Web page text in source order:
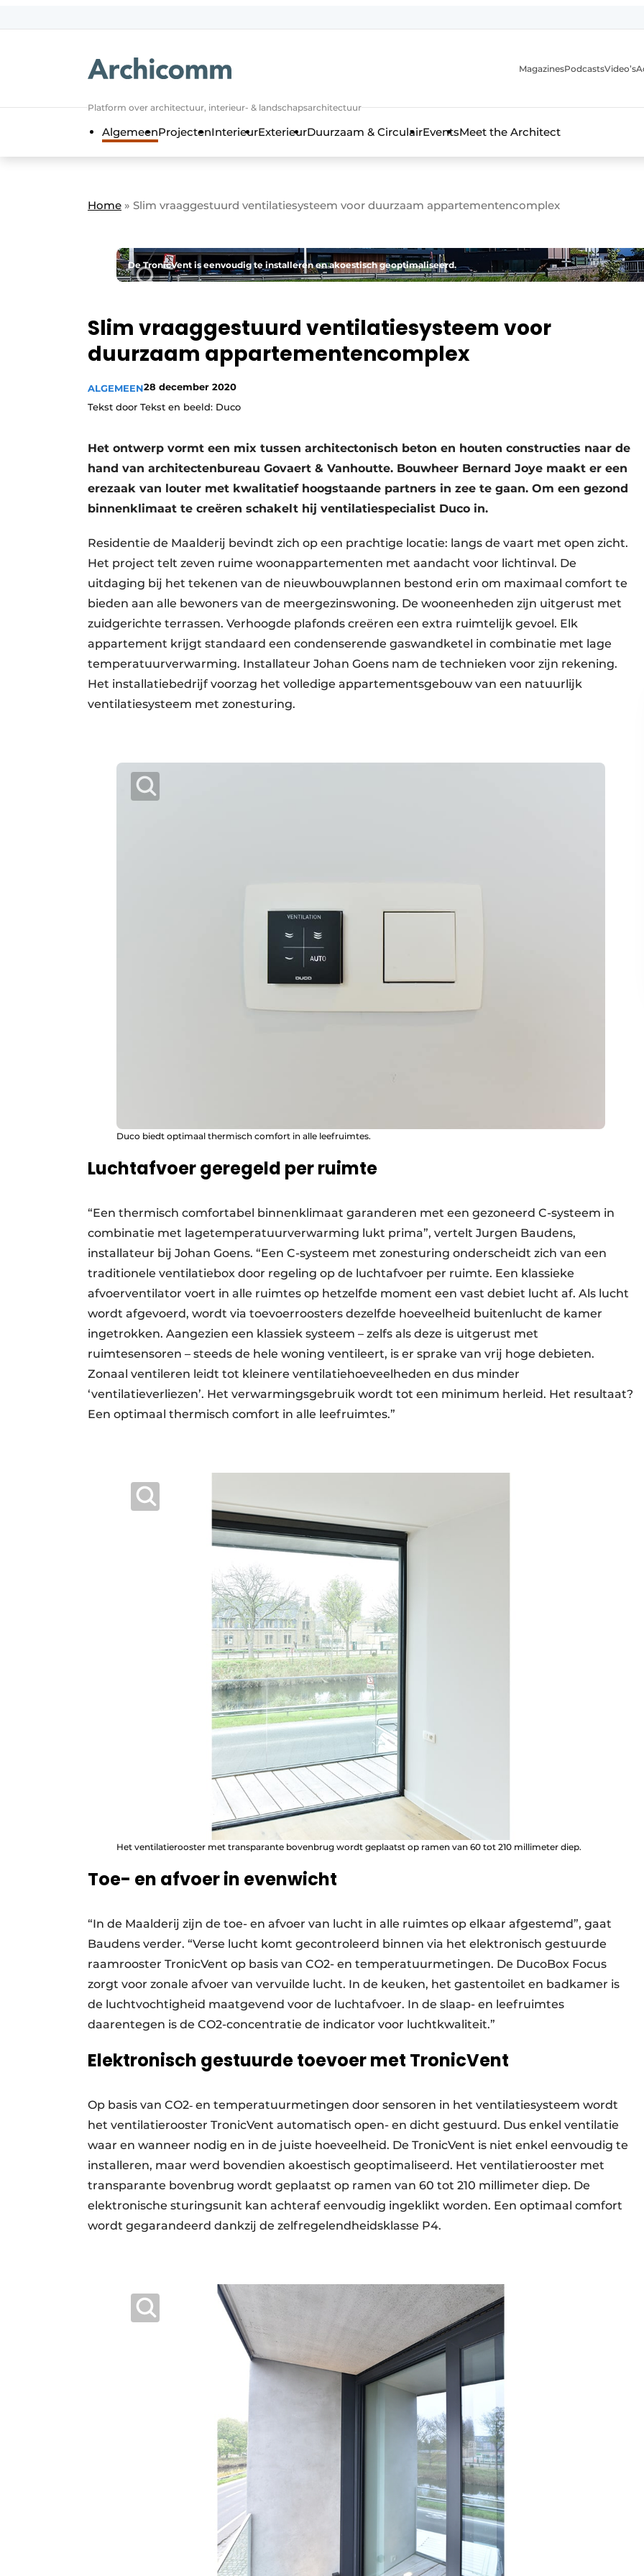
Platform over architectuur, interieur- & landschapsarchitectuur
MagazinesPodcastsVideo’s
AlgemeenProjectenInterieurExterieurDuurzaam & CirculairEventsMeet the Architect
Home » Slim vraaggestuurd ventilatiesysteem voor duurzaam appartementencomplex
De TronicVent is eenvoudig te installeren en akoestisch geoptimaliseerd.
Slim vraaggestuurd ventilatiesysteem voor
duurzaam appartementencomplex
ALGEMEEN28 december 2020
Tekst door Tekst en beeld: Duco
Het ontwerp vormt een mix tussen architectonisch beton en houten constructies naar de
hand van architectenbureau Govaert & Vanhoutte. Bouwheer Bernard Joye maakt er een
erezaak van louter met kwalitatief hoogstaande partners in zee te gaan. Om een gezond
binnenklimaat te creëren schakelt hij ventilatiespecialist Duco in.
Residentie de Maalderij bevindt zich op een prachtige locatie: langs de vaart met open zicht.
Het project telt zeven ruime woonappartementen met aandacht voor lichtinval. De
uitdaging bij het tekenen van de nieuwbouwplannen bestond erin om maximaal comfort te
bieden aan alle bewoners van de meergezinswoning. De wooneenheden zijn uitgerust met
zuidgerichte terrassen. Verhoogde plafonds creëren een extra ruimtelijk gevoel. Elk
appartement krijgt standaard een condenserende gaswandketel in combinatie met lage
temperatuurverwarming. Installateur Johan Goens nam de technieken voor zijn rekening.
Het installatiebedrijf voorzag het volledige appartementsgebouw van een natuurlijk
ventilatiesysteem met zonesturing.
Duco biedt optimaal thermisch comfort in alle leefruimtes.
Luchtafvoer geregeld per ruimte
“Een thermisch comfortabel binnenklimaat garanderen met een gezoneerd C-systeem in
combinatie met lagetemperatuurverwarming lukt prima”, vertelt Jurgen Baudens,
installateur bij Johan Goens. “Een C-systeem met zonesturing onderscheidt zich van een
traditionele ventilatiebox door regeling op de luchtafvoer per ruimte. Een klassieke
afvoerventilator voert in alle ruimtes op hetzelfde moment een vast debiet lucht af. Als lucht
wordt afgevoerd, wordt via toevoerroosters dezelfde hoeveelheid buitenlucht de kamer
ingetrokken. Aangezien een klassiek systeem – zelfs als deze is uitgerust met
ruimtesensoren – steeds de hele woning ventileert, is er sprake van vrij hoge debieten.
Zonaal ventileren leidt tot kleinere ventilatiehoeveelheden en dus minder
‘ventilatieverliezen’. Het verwarmingsgebruik wordt tot een minimum herleid. Het resultaat?
Een optimaal thermisch comfort in alle leefruimtes.”
Het ventilatierooster met transparante bovenbrug wordt geplaatst op ramen van 60 tot 210 millimeter diep.
Toe- en afvoer in evenwicht
“In de Maalderij zijn de toe- en afvoer van lucht in alle ruimtes op elkaar afgestemd”, gaat
Baudens verder. “Verse lucht komt gecontroleerd binnen via het elektronisch gestuurde
raamrooster TronicVent op basis van CO2- en temperatuurmetingen. De DucoBox Focus
zorgt voor zonale afvoer van vervuilde lucht. In de keuken, het gastentoilet en badkamer is
de luchtvochtigheid maatgevend voor de luchtafvoer. In de slaap- en leefruimtes
daarentegen is de CO2-concentratie de indicator voor luchtkwaliteit.”
Elektronisch gestuurde toevoer met TronicVent
Op basis van CO2‑ en temperatuurmetingen door sensoren in het ventilatiesysteem wordt
het ventilatierooster TronicVent automatisch open- en dicht gestuurd. Dus enkel ventilatie
waar en wanneer nodig en in de juiste hoeveelheid. De TronicVent is niet enkel eenvoudig te
installeren, maar werd bovendien akoestisch geoptimaliseerd. Het ventilatierooster met
transparante bovenbrug wordt geplaatst op ramen van 60 tot 210 millimeter diep. De
elektronische sturingsunit kan achteraf eenvoudig ingeklikt worden. Een optimaal comfort
wordt gegarandeerd dankzij de zelfregelendheidsklasse P4.